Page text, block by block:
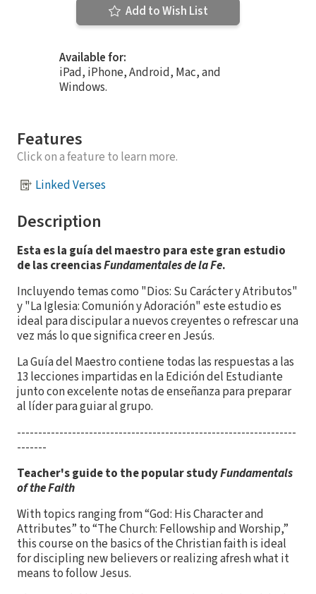
Add to Wish List
Available for:
iPad, iPhone, Android, Mac, and
Windows.
Features
Click on a feature to learn more.
Linked Verses
Description
Esta es la guía del maestro para este gran estudio
de las creenciasFundamentales de la Fe.
Incluyendo temas como "Dios: Su Carácter y Atributos"
y "La Iglesia: Comunión y Adoración" este estudio es
ideal para discipular a nuevos creyentes o refrescar una
vez más lo que significa creer en Jesús.
La Guía del Maestro contiene todas las respuestas a las
13 lecciones impartidas en la Edición del Estudiante
junto con excelente notas de enseñanza para preparar
al líder para guiar al grupo.
------------------------------------------------------------------
-------
Teacher's guide to the popular studyFundamentals
of the Faith
With topics ranging from “God: His Character and
Attributes” to “The Church: Fellowship and Worship,”
this course on the basics of the Christian faith is ideal
for discipling new believers or realizing afresh what it
means to follow Jesus.